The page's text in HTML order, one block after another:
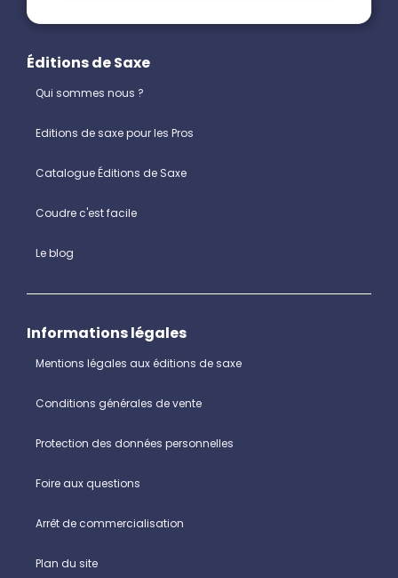
Éditions de Saxe
Qui sommes nous ?
Editions de saxe pour les Pros
Catalogue Éditions de Saxe
Coudre c'est facile
Le blog
Informations légales
Mentions légales aux éditions de saxe
Conditions générales de vente
Protection des données personnelles
Foire aux questions
Arrêt de commercialisation
Plan du site